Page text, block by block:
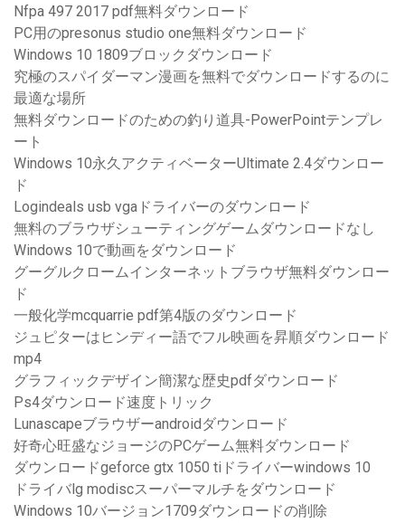
Nfpa 497 2017 pdf無料ダウンロード
PC用のpresonus studio one無料ダウンロード
Windows 10 1809ブロックダウンロード
究極のスパイダーマン漫画を無料でダウンロードするのに
最適な場所
無料ダウンロードのための釣り道具-PowerPointテンプレ
ート
Windows 10永久アクティベーターUltimate 2.4ダウンロー
ド
Logindeals usb vgaドライバーのダウンロード
無料のブラウザシューティングゲームダウンロードなし
Windows 10で動画をダウンロード
グーグルクロームインターネットブラウザ無料ダウンロー
ド
一般化学mcquarrie pdf第4版のダウンロード
ジュピターはヒンディー語でフル映画を昇順ダウンロード
mp4
グラフィックデザイン簡潔な歴史pdfダウンロード
Ps4ダウンロード速度トリック
Lunascapeブラウザーandroidダウンロード
好奇心旺盛なジョージのPCゲーム無料ダウンロード
ダウンロードgeforce gtx 1050 tiドライバーwindows 10
ドライバlg modiscスーパーマルチをダウンロード
Windows 10バージョン1709ダウンロードの削除